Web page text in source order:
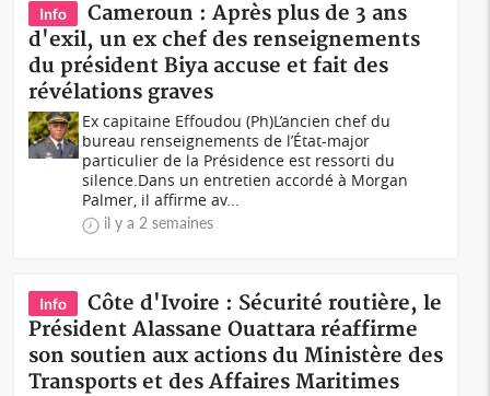
Info
Cameroun : Après plus de 3 ans
d'exil, un ex chef des renseignements
du président Biya accuse et fait des
révélations graves
Ex capitaine Effoudou (Ph)L’ancien chef du
bureau renseignements de l’État-major
particulier de la Présidence est ressorti du
silence.Dans un entretien accordé à Morgan
Palmer, il affirme av...
il y a 2 semaines
Info
Côte d'Ivoire : Sécurité routière, le
Président Alassane Ouattara réaffirme
son soutien aux actions du Ministère des
Transports et des Affaires Maritimes